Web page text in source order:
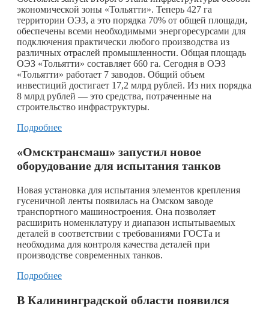
экономической зоны «Тольятти». Теперь 427 га
территории ОЭЗ, а это порядка 70% от общей площади,
обеспечены всеми необходимыми энергоресурсами для
подключения практически любого производства из
различных отраслей промышленности. Общая площадь
ОЭЗ «Тольятти» составляет 660 га. Сегодня в ОЭЗ
«Тольятти» работает 7 заводов. Общий объем
инвестиций достигает 17,2 млрд рублей. Из них порядка
8 млрд рублей — это средства, потраченные на
строительство инфраструктуры.
Подробнее
«Омсктрансмаш» запустил новое
оборудование для испытания танков
Новая установка для испытания элементов крепления
гусеничной ленты появилась на Омском заводе
транспортного машиностроения. Она позволяет
расширить номенклатуру и диапазон испытываемых
деталей в соответствии с требованиями ГОСТа и
необходима для контроля качества деталей при
производстве современных танков.
Подробнее
В Калининградской области появился